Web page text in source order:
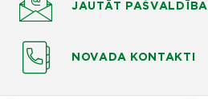
JAUTĀT PAŠVALDĪBAI
NOVADA KONTAKTI